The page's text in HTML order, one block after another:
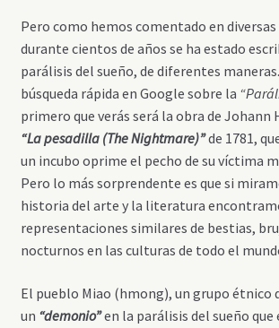
Pero como hemos comentado en diversas
durante cientos de años se ha estado
parálisis del sueño, de diferentes
búsqueda rápida en Google sobre la
primero que verás será la obra de Johann
“La pesadilla (The Nightmare)”de 1781,
un incubo oprime el pecho de su víctima
Pero lo más sorprendente es que si
historia del arte y la literatura
representaciones similares de bestias,
nocturnos en las culturas de todo el
El pueblo Miao (hmong), un grupo étnico
un “demonio”en la parálisis del sueño